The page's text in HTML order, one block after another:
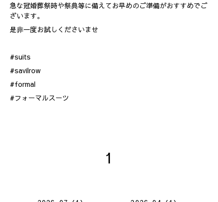
急な冠婚葬祭時や祭典等に備えてお早めのご準備がおすすめでご
ざいます。
是非一度お試しくださいませ
#suits
#savilrow
#formal
#フォーマルスーツ
1